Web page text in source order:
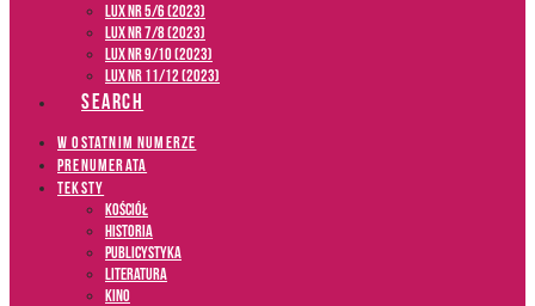
LUX NR 5/6 (2023)
LUX NR 7/8 (2023)
LUX NR 9/10 (2023)
LUX NR 11/12 (2023)
SEARCH
W OSTATNIM NUMERZE
PRENUMERATA
TEKSTY
Kościół
Historia
Publicystyka
Literatura
Kino